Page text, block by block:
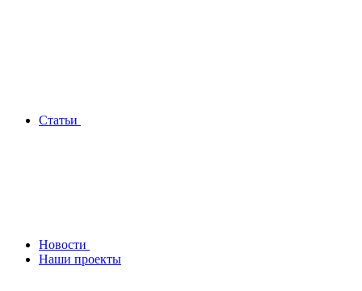
Статьи
Новости
Наши проекты